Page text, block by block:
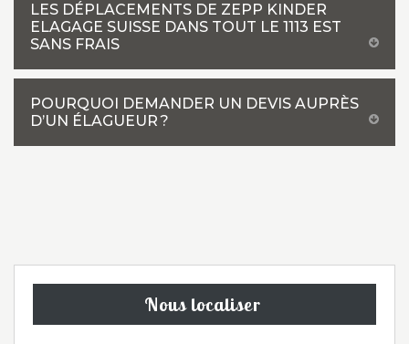
LES DÉPLACEMENTS DE ZEPP KINDER
ELAGAGE SUISSE DANS TOUT LE 1113 EST
SANS FRAIS
POURQUOI DEMANDER UN DEVIS AUPRÈS
D’UN ÉLAGUEUR ?
Nous localiser